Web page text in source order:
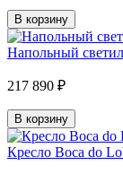
В корзину
Напольный
217 890 ₽
В корзину
Кресло Boca do